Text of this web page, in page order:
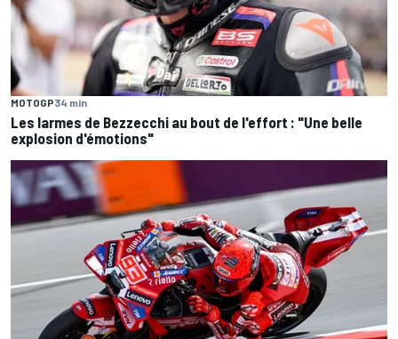
MOTOGP34 min
Les larmes de Bezzecchi au bout de l'effort : "Une belle
explosion d'émotions"